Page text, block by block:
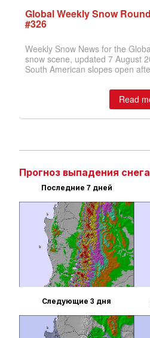
Прогноз выпадения снега
Последние 7 дней
Следующие 3 дня